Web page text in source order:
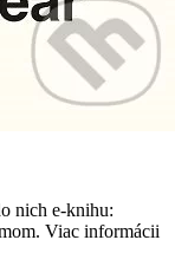
nich e-knihu:
Viac informácii